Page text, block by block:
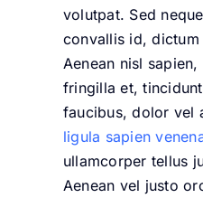
volutpat. Sed
convallis id, dictum
Aenean nisl
fringilla et,
faucibus, dolor vel
ligula sapien
ullamcorper tellus
Aenean vel justo